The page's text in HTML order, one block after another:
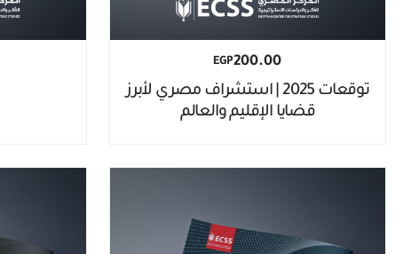
EGP200.00
توقعات 2025 | استشراف مصري لأبرز
قضايا الإقليم والعالم